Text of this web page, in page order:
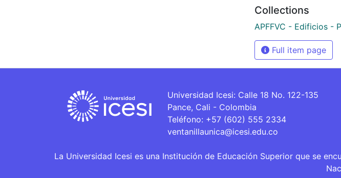
Collections
APFFVC - Edificios -
Full item page
Universidad Icesi: Calle 18 No. 122-135
Pance, Cali - Colombia
Teléfono: +57 (602) 555 2334
ventanillaunica@icesi.edu.co
La Universidad Icesi es una Institución de Educación Superior que se